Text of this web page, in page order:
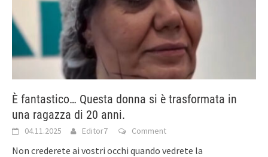
È fantastico… Questa donna si è trasformata in
una ragazza di 20 anni.
04.11.2025 Editor7 Comment
Non crederete ai vostri occhi quando vedrete la